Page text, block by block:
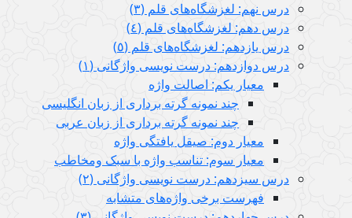
درس نهم: لغزشگاه‌های قلم (٣)
درس دهم: لغزشگاه‌های قلم (٤)
درس یازدهم: لغزشگاه‌های قلم (٥)
درس دوازدهم: درست نویسی واژگانی (١)
معیار یکم: اصالت واژه
چند نمونه گرته برداری از زبان انگلیسی
چند نمونه گرته برداری از زبان عربی
معیار دوم: صيقل يافتگی واژه
معیار سوم: تناسب واژه با سبک ومخاطب
درس سیزدهم: درست نویسی واژگانی (٢)
فهرست برخی واژه‌های متشابه